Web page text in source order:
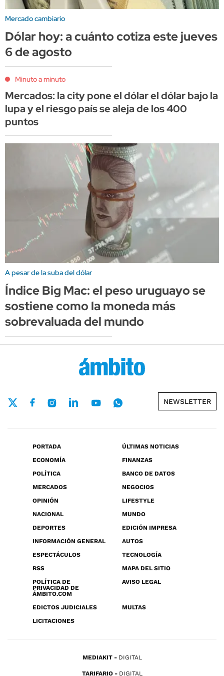
Mercado cambiario
Dólar hoy: a cuánto cotiza este jueves
6 de agosto
Minuto a minuto
Mercados: la city pone el dólar el dólar bajo la
lupa y el riesgo país se aleja de los 400
puntos
A pesar de la suba del dólar
Índice Big Mac: el peso uruguayo se
sostiene como la moneda más
sobrevaluada del mundo
NEWSLETTER
PORTADA
ÚLTIMAS NOTICIAS
ECONOMÍA
FINANZAS
POLÍTICA
BANCO DE DATOS
MERCADOS
NEGOCIOS
OPINIÓN
LIFESTYLE
NACIONAL
MUNDO
DEPORTES
EDICIÓN IMPRESA
INFORMACIÓN GENERAL
AUTOS
ESPECTÁCULOS
TECNOLOGÍA
RSS
MAPA DEL SITIO
POLÍTICA DE
PRIVACIDAD DE
ÁMBITO.COM
AVISO LEGAL
EDICTOS JUDICIALES
MULTAS
LICITACIONES
MEDIAKIT DIGITAL
TARIFARIO DIGITAL